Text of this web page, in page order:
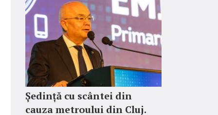
Ședință cu scântei din
cauza metroului din Cluj.